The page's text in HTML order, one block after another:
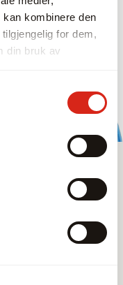
kombinere den
for dem,
din bruk av